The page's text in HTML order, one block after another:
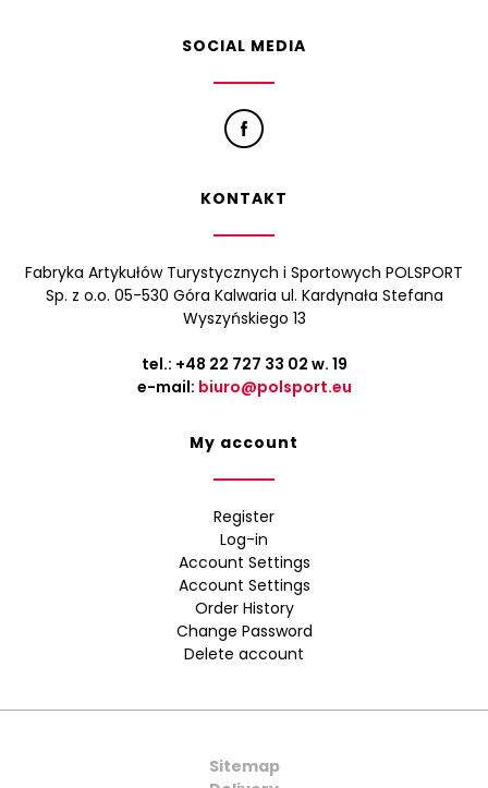
SOCIAL MEDIA
KONTAKT
Fabryka Artykułów Turystycznych i Sportowych POLSPORT
Sp. z o.o. 05-530 Góra Kalwaria ul. Kardynała Stefana
Wyszyńskiego 13
tel.: +48 22 727 33 02 w. 19
e-mail: biuro@polsport.eu
My account
Register
Log-in
Account Settings
Account Settings
Order History
Change Password
Delete account
Sitemap